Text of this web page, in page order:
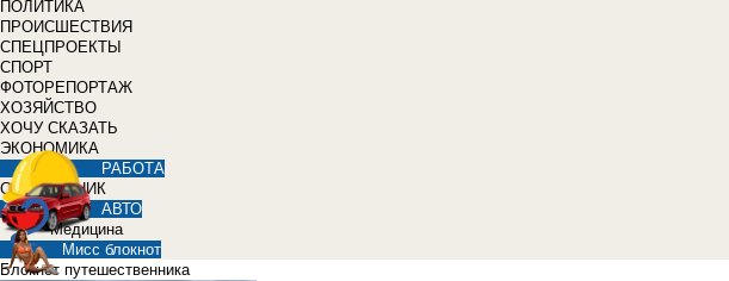
ПОЛИТИКА
ПРОИСШЕСТВИЯ
СПЕЦПРОЕКТЫ
СПОРТ
ФОТОРЕПОРТАЖ
ХОЗЯЙСТВО
ХОЧУ СКАЗАТЬ
ЭКОНОМИКА
РАБОТА
СПРАВОЧНИК
АВТО
Медицина
Мисс блокнот
Блокнот путешественника